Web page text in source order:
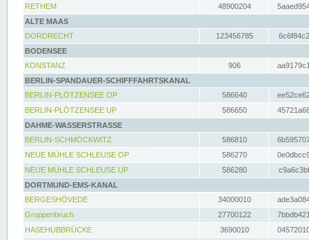
RETHEM
48900204
ALTE MAAS
DORDRECHT
123456785
BODENSEE
KONSTANZ
906
BERLIN-SPANDAUER-SCHIFFFAHRTSKANAL
BERLIN-PLÖTZENSEE OP
586640
BERLIN-PLÖTZENSEE UP
586650
DAHME-WASSERSTRASSE
BERLIN-SCHMÖCKWITZ
586810
NEUE MÜHLE SCHLEUSE OP
586270
NEUE MÜHLE SCHLEUSE UP
586280
DORTMUND-EMS-KANAL
BERGESHÖVEDE
34000010
Groppenbruch
27700122
HASEHUBBRÜCKE
3690010